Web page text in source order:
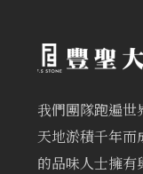
我們團隊跑遍
天地淤積千年而
的品味人士擁有